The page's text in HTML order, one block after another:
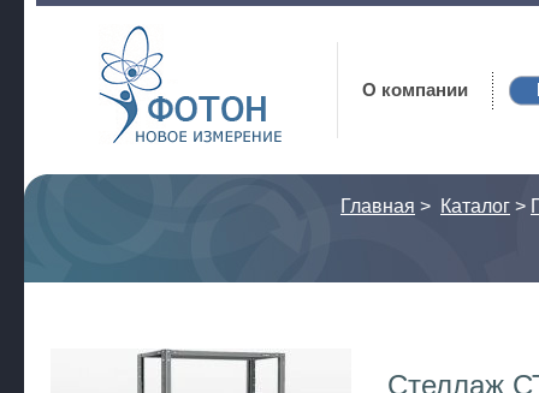
Фотон
О компании
Главная > Каталог >
Стеллаж